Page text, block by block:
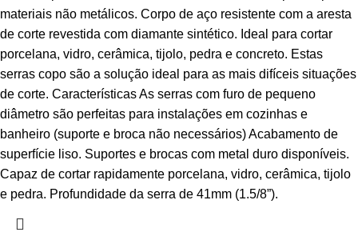
materiais não metálicos. Corpo de aço resistente com a aresta
de corte revestida com diamante sintético. Ideal para cortar
porcelana, vidro, cerâmica, tijolo, pedra e concreto. Estas
serras copo são a solução ideal para as mais difíceis situações
de corte. Características As serras com furo de pequeno
diâmetro são perfeitas para instalações em cozinhas e
banheiro (suporte e broca não necessários) Acabamento de
superfície liso. Suportes e brocas com metal duro disponíveis.
Capaz de cortar rapidamente porcelana, vidro, cerâmica, tijolo
e pedra. Profundidade da serra de 41mm (1.5/8”).